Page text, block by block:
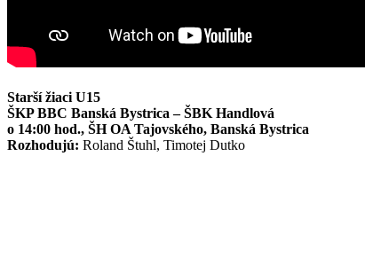
Starší žiaci U15
ŠKP BBC Banská Bystrica – ŠBK Handlová
o 14:00 hod., ŠH OA Tajovského, Banská Bystrica
Rozhodujú: Roland Štuhl, Timotej Dutko